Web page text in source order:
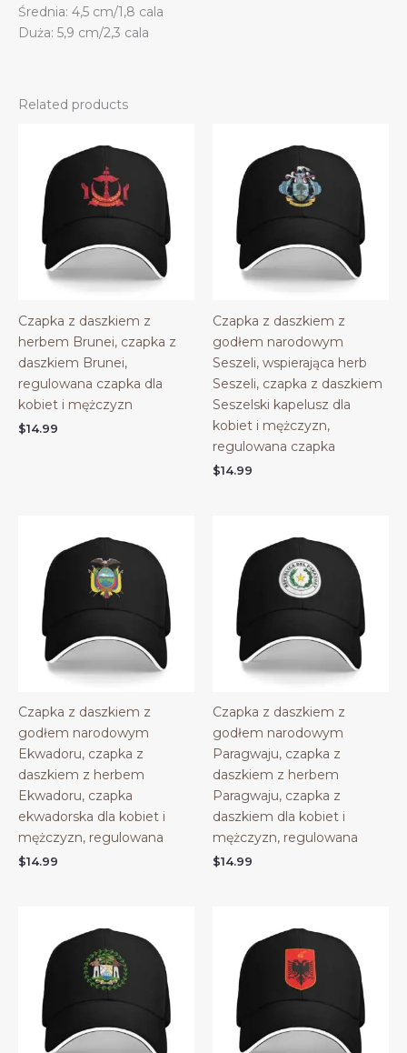
Średnia: 4,5 cm/1,8 cala
Duża: 5,9 cm/2,3 cala
Related products
Czapka z daszkiem z
herbem Brunei, czapka z
daszkiem Brunei,
regulowana czapka dla
kobiet i mężczyzn
$14.99
Czapka z daszkiem z
godłem narodowym
Seszeli, wspierająca herb
Seszeli, czapka z daszkiem
Seszelski kapelusz dla
kobiet i mężczyzn,
regulowana czapka
$14.99
Czapka z daszkiem z
godłem narodowym
Ekwadoru, czapka z
daszkiem z herbem
Ekwadoru, czapka
ekwadorska dla kobiet i
mężczyzn, regulowana
$14.99
Czapka z daszkiem z
godłem narodowym
Paragwaju, czapka z
daszkiem z herbem
Paragwaju, czapka z
daszkiem dla kobiet i
mężczyzn, regulowana
$14.99